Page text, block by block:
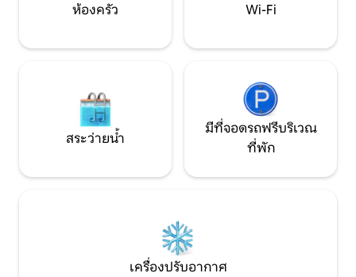
ห้องครัว Wi-Fi
สระว่ายน้ำ
มีที่จอดรถฟรีบริเวณ
ที่พัก
เครื่องปรับอากาศ